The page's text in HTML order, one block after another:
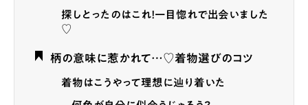
探しとったのはこれ！一目惚れで出会いました
♡
柄の意味に惹かれて…♡着物選びのコツ
着物はこうやって理想に辿り着いた